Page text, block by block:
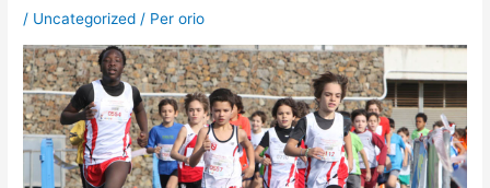
/ Uncategorized / Per orio